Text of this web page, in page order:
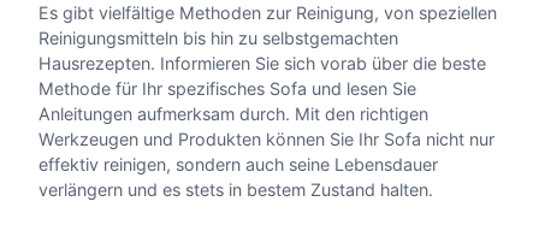
Es gibt vielfältige Methoden zur Reinigung, von speziellen
Reinigungsmitteln bis hin zu selbstgemachten
Hausrezepten. Informieren Sie sich vorab über die beste
Methode für Ihr spezifisches Sofa und lesen Sie
Anleitungen aufmerksam durch. Mit den richtigen
Werkzeugen und Produkten können Sie Ihr Sofa nicht nur
effektiv reinigen, sondern auch seine Lebensdauer
verlängern und es stets in bestem Zustand halten.